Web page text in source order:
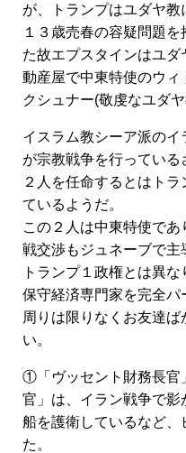
が、トランプはユダヤ教
１３歳売春の容疑問題
た故エプスタインはユ
動産屋で中東特使のウ
クシュナー(敬虔なユダ
イスラム教シーア派の
が宗教戦争を行っている
２人を任命するとはト
ているようだ。
この２人は中東特使で
戦交渉もジュネーブで主
トランプ１政権とは異
保守経済専門家を完全
周りは限りなくお友達
い。
①「ヴッセント財務長
官」は、イラン戦争で
船を護衛しているなど
た。